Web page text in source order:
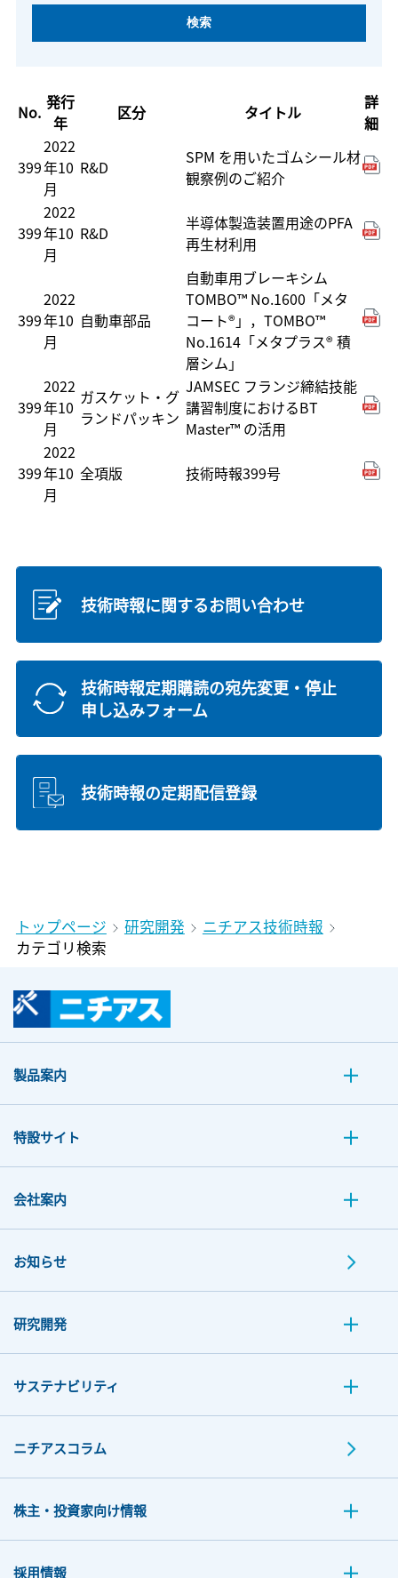
No. 発行
年
区分 タイトル
詳
細
399
2022
年10
月
R&D
SPM を用いたゴムシール材
観察例のご紹介
399
2022
年10
月
R&D
半導体製造装置用途のPFA
再生材利用
399
2022
年10
月
自動車部品
自動車用ブレーキシム
TOMBO™ No.1600「メタ
コート®」，TOMBO™
No.1614「メタプラス® 積
層シム」
399
2022
年10
月
ガスケット・グ
ランドパッキン
JAMSEC フランジ締結技能
講習制度におけるBT
Master™ の活用
399
2022
年10
月
全項版 技術時報399号
技術時報に関するお問い合わせ
技術時報定期購読の宛先変更・停止
申し込みフォーム
技術時報の定期配信登録
トップページ 研究開発
ニチアス技術時報
カテゴリ検索
製品案内
特設サイト
会社案内
お知らせ
研究開発
サステナビリティ
ニチアスコラム
株主・投資家向け情報
採用情報